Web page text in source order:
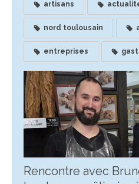
artisans
nord toulousain
entreprises
Rencontre avec